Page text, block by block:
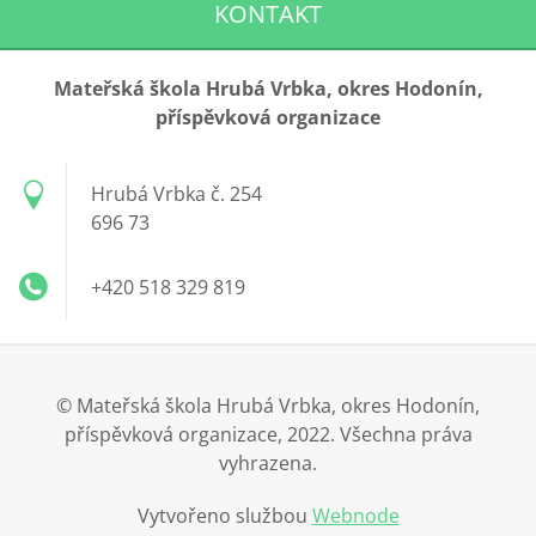
KONTAKT
Mateřská škola Hrubá Vrbka, okres Hodonín,
příspěvková organizace
Hrubá Vrbka č. 254
696 73
+420 518 329 819
© Mateřská škola Hrubá Vrbka, okres Hodonín,
příspěvková organizace, 2022. Všechna práva
vyhrazena.
Vytvořeno službou Webnode